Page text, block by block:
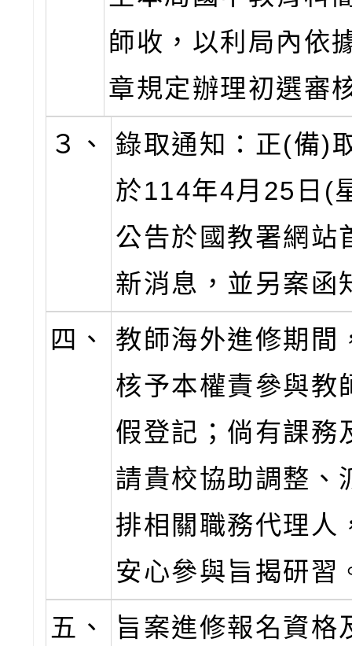
師收，以利局內依
章規定辦理初選審
３、
錄取通知：正(備)
於114年4月25日(
公告於國教署網站
新消息，並另案函
四、
教師海外進修期間
核予本權責參與教
假登記；倘有課務
請貴校協助調整、
排相關職務代理人
安心參與旨揭研習
五、
旨案進修報名資格